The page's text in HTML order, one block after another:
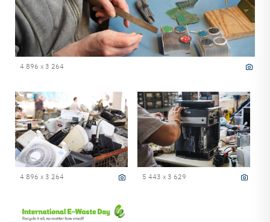
4 896 x 3 264
4 896 x 3 264 5 443 x 3 629